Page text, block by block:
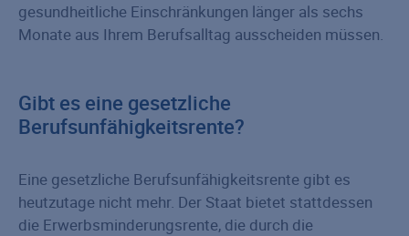
gesundheitliche Einschränkungen länger als sechs
Monate aus Ihrem Berufsalltag ausscheiden müssen.
Gibt es eine gesetzliche
Berufsunfähigkeitsrente?
Eine gesetzliche Berufsunfähigkeitsrente gibt es
heutzutage nicht mehr. Der Staat bietet stattdessen
die Erwerbsminderungsrente, die durch die